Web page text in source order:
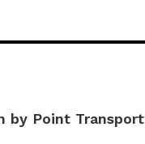
by Point Transport